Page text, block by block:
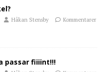
Håkan Stensby
Kommentarer
passar fiiiint!!!